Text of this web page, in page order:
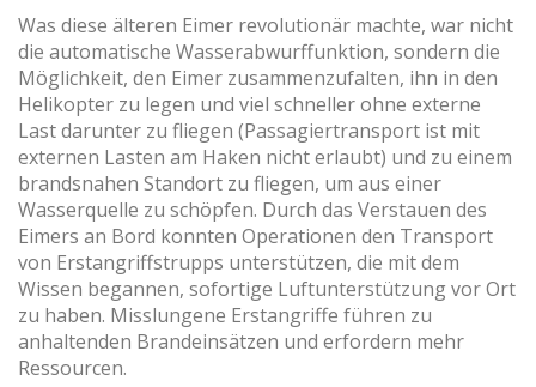
Was diese älteren Eimer revolutionär machte, war nicht
die automatische Wasserabwurffunktion, sondern die
Möglichkeit, den Eimer zusammenzufalten, ihn in den
Helikopter zu legen und viel schneller ohne externe
Last darunter zu fliegen (Passagiertransport ist mit
externen Lasten am Haken nicht erlaubt) und zu einem
brandsnahen Standort zu fliegen, um aus einer
Wasserquelle zu schöpfen. Durch das Verstauen des
Eimers an Bord konnten Operationen den Transport
von Erstangriffstrupps unterstützen, die mit dem
Wissen begannen, sofortige Luftunterstützung vor Ort
zu haben. Misslungene Erstangriffe führen zu
anhaltenden Brandeinsätzen und erfordern mehr
Ressourcen.
Technik und Funktional
Immer aktiv
Diese Website verwendet eigene Cookies, um
Informationen zu sammeln, um unsere Dienste zu
verbessern. Wenn Sie weiter surfen, akzeptieren Sie deren
Installation. Der Benutzer hat die Möglichkeit, seinen
Browser zu konfigurieren und auf Wunsch zu verhindern,
dass er auf seiner Festplatte installiert wird, obwohl er
bedenken muss, dass dies zu Schwierigkeiten beim
Navigieren auf der Website führen kann.
Analytik und Anpassung
Sie ermöglichen die Beobachtung und Analyse des
Verhaltens der Nutzer dieser Website. Die durch diese Art
von Cookies gesammelten Informationen werden